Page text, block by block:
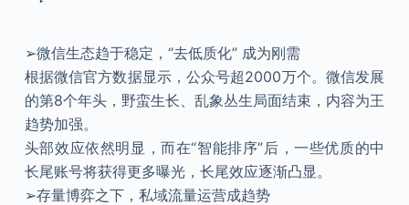
➢微信生态趋于稳定，“去低质化” 成为刚需
根据微信官方数据显示，公众号超2000万个。微信发展
的第8个年头，野蛮生长、乱象丛生局面结束，内容为王
趋势加强。
头部效应依然明显，而在“智能排序”后，一些优质的中
长尾账号将获得更多曝光，长尾效应逐渐凸显。
➢存量博弈之下，私域流量运营成趋势